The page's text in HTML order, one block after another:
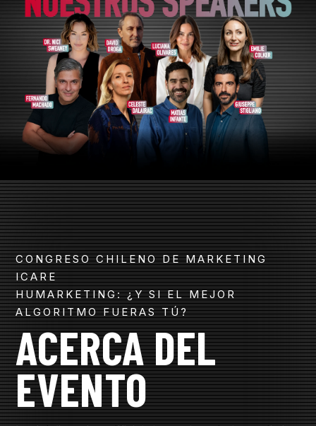
CONGRESO CHILENO DE MARKETING
ICARE
HUMARKETING: ¿Y SI EL MEJOR
ALGORITMO FUERAS TÚ?
ACERCA DEL
EVENTO